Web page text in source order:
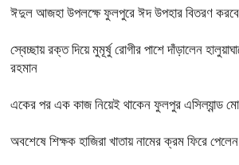
ঈদুল আজহা উপলক্ষে ফুলপুরে ঈদ উপহার বিতরণ
স্বেচ্ছায় রক্ত দিয়ে মুমূর্ষু রোগীর পাশে দাঁড়ালেন
রহমান
একের পর এক কাজ নিয়েই থাকেন ফুলপুর এসিল্যান্ড
অবশেষে শিক্ষক হাজিরা খাতায় নামের ক্রম ফিরে